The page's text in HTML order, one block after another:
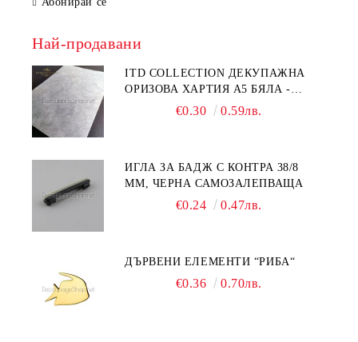
Най-продавани
ITD COLLECTION ДЕКУПАЖНА
ОРИЗОВА ХАРТИЯ А5 БЯЛА -
€0.30 0.59лв.
ИГЛА ЗА БАДЖ С КОНТРА 38/8
ММ, ЧЕРНА САМОЗАЛЕПВАЩА
€0.24 0.47лв.
ДЪРВЕНИ ЕЛЕМЕНТИ “РИБА“
€0.36 0.70лв.